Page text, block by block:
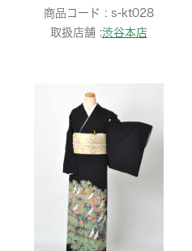
商品コード : s-kt028
取扱店舗 :渋谷本店